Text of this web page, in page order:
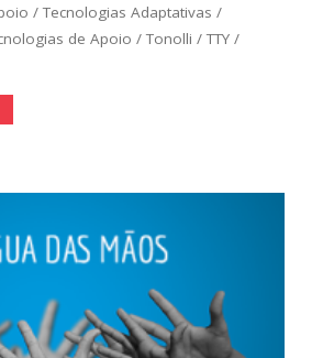
/Tecnologias Adaptativas /
de Apoio /Tonolli /TTY/